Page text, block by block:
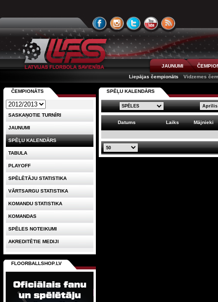
JAUNUMI
Liepājas čempionāts
Vidzemes
SPĒĻU KALENDĀRS
Datums Laiks Mājnieki
ČEMPIONĀTS
SASKAŅOTIE TURNĪRI
JAUNUMI
SPĒĻU KALENDĀRS
TABULA
PLAYOFF
SPĒLĒTĀJU STATISTIKA
VĀRTSARGU STATISTIKA
KOMANDU STATISTIKA
KOMANDAS
SPĒLES NOTEIKUMI
AKREDITĒTIE MEDIJI
FLOORBALLSHOP.LV